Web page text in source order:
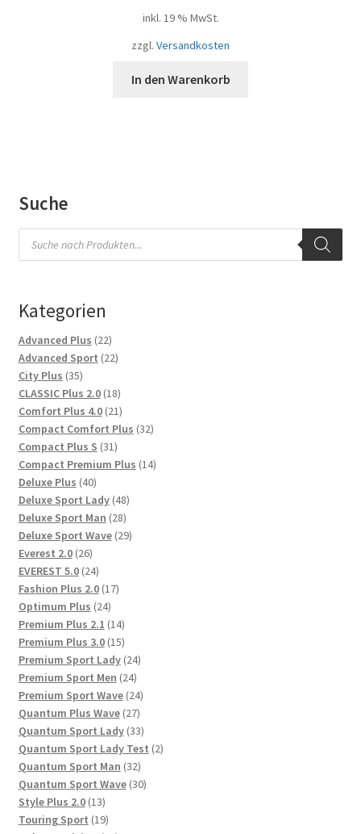
inkl. 19 % MwSt.
zzgl. Versandkosten
In den Warenkorb
Suche
Products
search
Kategorien
Advanced Plus 2222
Produkte
Advanced Sport 2222
City Plus 3535
Produkte
CLASSIC Plus 2.0 1818
Produkte
Comfort Plus 4.0 2121
Produkte
Compact Comfort Plus 3232
Compact Plus S 3131
Produkte
Compact Premium Plus 1414
Deluxe Plus 4040
Produkte
Deluxe Sport Lady 4848
Produkte
Deluxe Sport Man 2828
Produkte
Deluxe Sport Wave 2929
Everest 2.0 2626
Produkte
EVEREST 5.0 2424
Produkte
Fashion Plus 2.0 1717
Optimum Plus 2424
Produkte
Premium Plus 2.1 1414
Produkte
Premium Plus 3.0 1515
Produkte
Premium Sport Lady 2424
Premium Sport Men 2424
Produkte
Premium Sport Wave 2424
Produkte
Quantum Plus Wave 2727
Produkte
Quantum Sport Lady 3333
Produkte
Quantum Sport Lady Test 22
Quantum Sport Man 3232
Produkte
Quantum Sport Wave 3030
Style Plus 2.0 1313
Produkte
Touring Sport 1919